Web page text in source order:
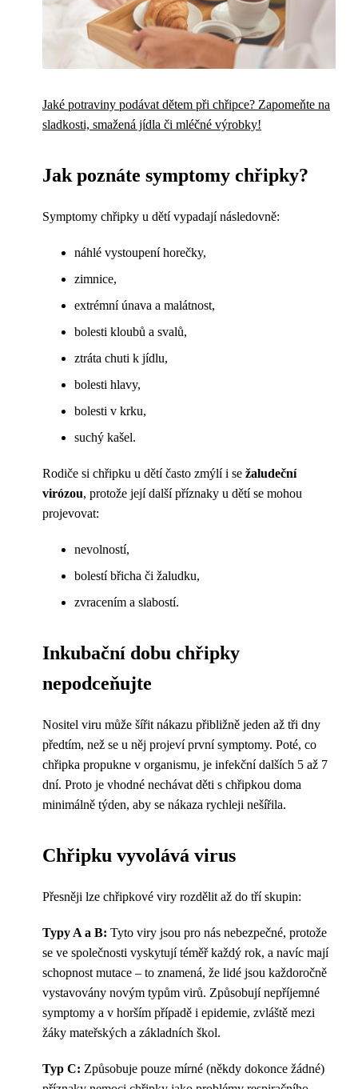
Jaké potraviny podávat dětem při chřipce? Zapomeňte na
sladkosti, smažená jídla či mléčné výrobky!
Jak poznáte symptomy chřipky?
Symptomy chřipky u dětí vypadají následovně:
náhlé vystoupení horečky,
zimnice,
extrémní únava a malátnost,
bolesti kloubů a svalů,
ztráta chuti k jídlu,
bolesti hlavy,
bolesti v krku,
suchý kašel.
Rodiče si chřipku u dětí často zmýlí i se žaludeční
virózou, protože její další příznaky u dětí se mohou
projevovat:
nevolností,
bolestí břicha či žaludku,
zvracením a slabostí.
Inkubační dobu chřipky
nepodceňujte
Nositel viru může šířit nákazu přibližně jeden až tři dny
předtím, než se u něj projeví první symptomy. Poté, co
chřipka propukne v organismu, je infekční dalších 5 až 7
dní. Proto je vhodné nechávat děti s chřipkou doma
minimálně týden, aby se nákaza rychleji nešířila.
Chřipku vyvolává virus
Přesněji lze chřipkové viry rozdělit až do tří skupin:
Typy A a B: Tyto viry jsou pro nás nebezpečné, protože
se ve společnosti vyskytují téměř každý rok, a navíc mají
schopnost mutace – to znamená, že lidé jsou každoročně
vystavovány novým typům virů. Způsobují nepříjemné
symptomy a v horším případě i epidemie, zvláště mezi
žáky mateřských a základních škol.
Typ C: Způsobuje pouze mírné (někdy dokonce žádné)